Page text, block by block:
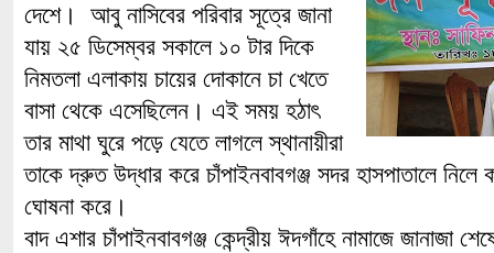
দেশে। আবু নাসিবের পরিবার সূত্রে জানা
যায় ২৫ ডিসেম্বর সকালে ১০ টার দিকে
নিমতলা এলাকায় চায়ের দোকানে চা খেতে
বাসা থেকে এসেছিলেন। এই সময় হঠাৎ
তার মাথা ঘুরে পড়ে যেতে লাগলে স্থানায়ীরা
তাকে দ্রুত উদ্ধার করে চাঁপাইনবাবগঞ্জ সদর হাসপাতালে
ঘোষনা করে।
বাদ এশার চাঁপাইনবাবগঞ্জ কেন্দ্রীয় ঈদগাঁহে নামাজে জানাজা